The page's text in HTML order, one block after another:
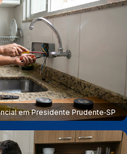
em Presidente Prudente‑SP